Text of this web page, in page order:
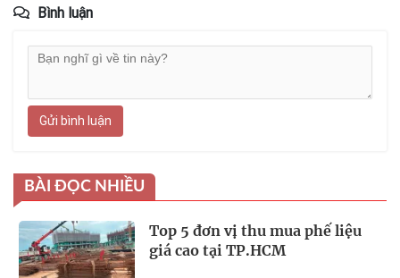
Bình luận
Gửi bình luận
BÀI ĐỌC NHIỀU
Top 5 đơn vị thu mua phế liệu
giá cao tại TP.HCM